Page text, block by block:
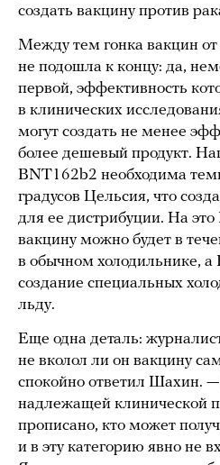
создать вакцину против
Между тем гонка вакцин от
не подошла к концу: да,
первой, эффективность
в клинических
могут создать не менее
более дешевый продукт.
BNT162b2 необходима
градусов Цельсия, что
для ее дистрибуции. На
вакцину можно будет в
в обычном холодильнике, а
создание специальных
льду.
Еще одна деталь:
не вколол ли он вакцину
спокойно ответил Шахин.
надлежащей клинической
прописано, кто может
и в эту категорию явно не